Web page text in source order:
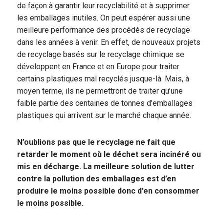
de façon à garantir leur recyclabilité et à supprimer
les emballages inutiles. On peut espérer aussi une
meilleure performance des procédés de recyclage
dans les années à venir. En effet, de nouveaux projets
de recyclage basés sur le recyclage chimique se
développent en France et en Europe pour traiter
certains plastiques mal recyclés jusque-là. Mais, à
moyen terme, ils ne permettront de traiter qu’une
faible partie des centaines de tonnes d’emballages
plastiques qui arrivent sur le marché chaque année.
N’oublions pas que le recyclage ne fait que
retarder le moment où le déchet sera incinéré ou
mis en décharge. La meilleure solution de lutter
contre la pollution des emballages est d’en
produire le moins possible donc d’en consommer
le moins possible.